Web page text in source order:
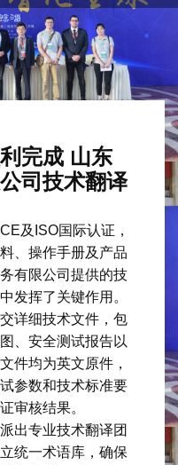
完成 山东
司技术翻译
及ISO国际认证，
、操作手册及产品
有限公司提供的技
发挥了关键作用。
详细技术文件，包
、安全测试报告以
件均为英文原件，
参数和技术标准要
审核结果。
出专业技术翻译团
统一术语库，确保